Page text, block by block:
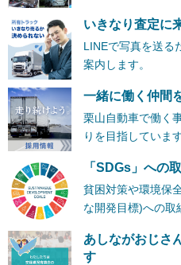
いきなり査定に
LINEで写真を送る
案内します。
一緒に働く仲間
栗山自動車で働く
りを目指していま
「SDGs」への
貧困対策や環境保
な開発目標)への取
あしながおじさ
す